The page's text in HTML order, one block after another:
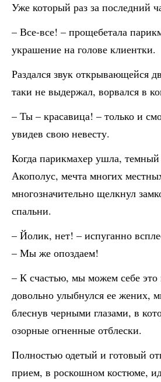
Уже который раз за последний
– Все-все! – прощебетала
украшение на голове клиентки.
Раздался звук открывающейся
таки не выдержал, ворвался в
– Ты – красавица! – только и
увидев свою невесту.
Когда парикмахер ушла,
Акополус, мечта многих
многозначительно щелкнул
спальни.
– Йолик, нет! – испуганно
– Мы же опоздаем!
– К счастью, мы можем себе это
довольно улыбнулся ее жених,
блеснув черными глазами, в
озорные огненные отблески.
Полностью одетый и готовый
прием, в роскошном костюме,